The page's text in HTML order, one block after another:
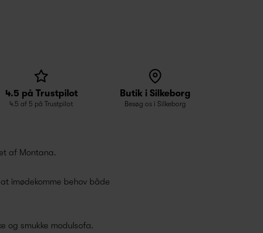
4.5 på Trustpilot
4.5 af 5 på Trustpilot
Butik i Silkeborg
Besøg os i Silkeborg
af Montana.
imødekomme behov både
og smukke modulsofa.